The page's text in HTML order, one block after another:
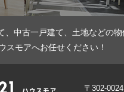
、中古一戸建て、土地などの
スモアへお任せください！
〒302-